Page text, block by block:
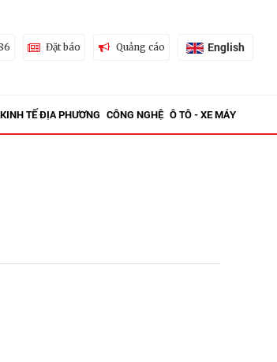
Đặt báo Quảng cáo English
KINH TẾ ĐỊA PHƯƠNG CÔNG NGHỆ Ô TÔ - XE MÁY